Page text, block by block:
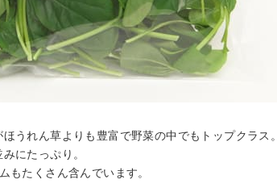
うれん草よりも豊富で野菜の中でもトップクラス。
にたっぷり。
もたくさん含んでいます。